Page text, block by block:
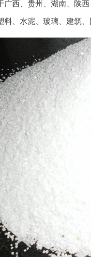
广西、贵州、湖南、陕
料、水泥、玻璃、建筑